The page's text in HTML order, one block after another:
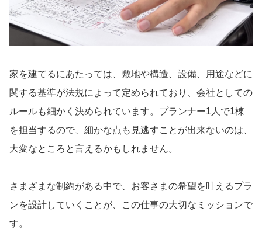
家を建てるにあたっては、敷地や構造、設備、用途などに
関する基準が法規によって定められており、会社としての
ルールも細かく決められています。プランナー1人で1棟
を担当するので、細かな点も見逃すことが出来ないのは、
大変なところと言えるかもしれません。
さまざまな制約がある中で、お客さまの希望を叶えるプラ
ンを設計していくことが、この仕事の大切なミッションで
す。